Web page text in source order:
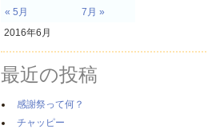
2016年6月
« 5月 7月 »
最近の投稿
感謝祭って何？
チャッピー